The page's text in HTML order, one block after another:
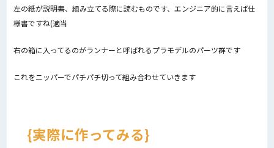
左の紙が説明書、組み立てる際に読むものです、エンジニア的に言えば仕
様書ですね(適当
右の箱に入ってるのがランナーと呼ばれるプラモデルのパーツ群です
これをニッパーでパチパチ切って組み合わせていきます
実際に作ってみる